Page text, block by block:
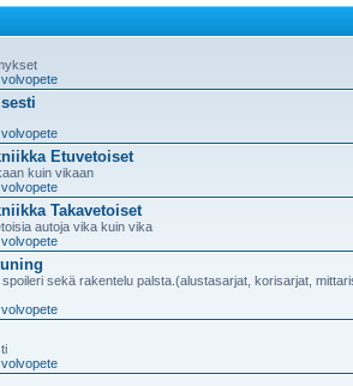
volvopete
volvopete
Etuvetoiset
kuin vikaan
volvopete
Takavetoiset
autoja vika kuin vika
volvopete
spoileri sekä rakentelu palsta.(alustasarjat, korisarjat,
volvopete
volvopete